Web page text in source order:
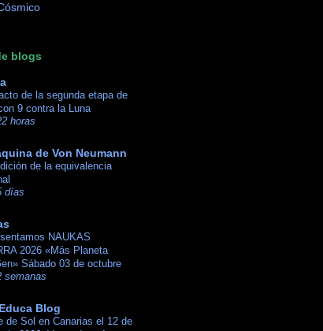
blogs
de la segunda etapa de
9 contra la Luna
horas
de Von Neumann
de la equivalencia
días
NAUKAS
2026 «Más Planeta
Sábado 03 de octubre
semanas
Blog
de Sol en Canarias el 12 de